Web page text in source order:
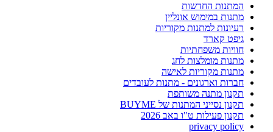
המתנות החדשות
מתנות במימוש אונליין
רעיונות למתנות מקוריות
גיפט קארד
חוויות משפחתיות
מתנות מומלצות לחג
מתנות מקוריות לאישה
חברות וארגונים - מתנות לעובדים
תקנון מתנה משותפת
תקנון נסייני המתנות של BUYME
תקנון פעילות ט"ו באב 2026
privacy policy